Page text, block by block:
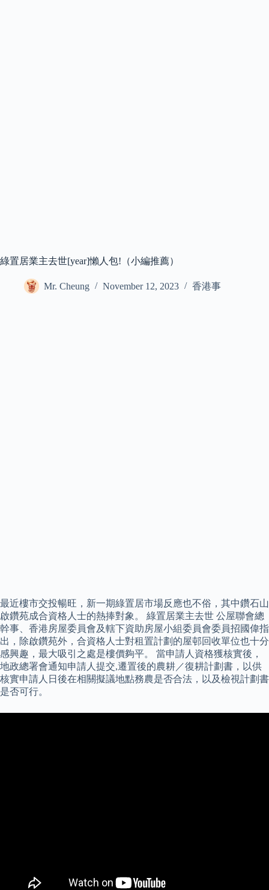
綠置居業主去世[year]懶人包!（小編推薦）
Mr. Cheung November 12, 2023 香港事
最近樓市交投暢旺，新一期綠置居市場反應也不俗，其中鑽石山
啟鑽苑成合資格人士的熱捧對象。 綠置居業主去世 公屋聯會總
幹事、香港房屋委員會及轄下資助房屋小組委員會委員招國偉指
出，除啟鑽苑外，合資格人士對租置計劃的屋邨回收單位也十分
感興趣，最大吸引之處是樓價夠平。 當申請人資格獲核實後，
地政總署會通知申請人提交,遷置後的農耕／復耕計劃書，以供
核實申請人日後在相關擬議地點務農是否合法，以及檢視計劃書
是否可行。